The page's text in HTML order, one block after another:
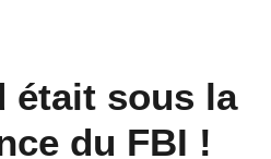
était sous la
du FBI !